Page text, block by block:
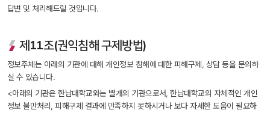
답변 및 처리해드릴 것입니다.
제11조(권익침해 구제방법)
정보주체는 아래의 기관에 대해 개인정보 침해에 대한 피해구제, 상담 등을 문의하
실 수 있습니다.
<아래의 기관은 한남대학교와는 별개의 기관으로서, 한남대학교의 자체적인 개인
정보 불만처리, 피해구제 결과에 만족하지 못하시거나 보다 자세한 도움이 필요하